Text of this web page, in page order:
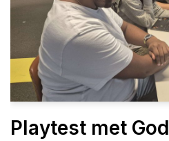
Playtest met